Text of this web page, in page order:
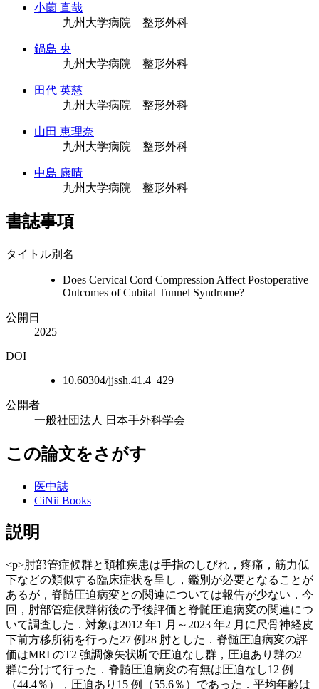
小薗 直哉
九州大学病院 整形外科
鍋島 央
九州大学病院 整形外科
田代 英慈
九州大学病院 整形外科
山田 恵理奈
九州大学病院 整形外科
中島 康晴
九州大学病院 整形外科
書誌事項
タイトル別名
Does Cervical Cord Compression Affect Postoperative
Outcomes of Cubital Tunnel Syndrome?
公開日
2025
DOI
10.60304/jjssh.41.4_429
公開者
一般社団法人 日本手外科学会
この論文をさがす
医中誌
CiNii Books
説明
<p>肘部管症候群と頚椎疾患は⼿指のしびれ，疼痛，筋⼒低
下などの類似する臨床症状を呈し，鑑別が必要となることが
あるが，脊髄圧迫病変との関連については報告が少ない．今
回，肘部管症候群術後の予後評価と脊髄圧迫病変の関連につ
いて調査した．対象は2012 年1 ⽉～2023 年2 ⽉に尺⾻神経皮
下前⽅移所術を⾏った27 例28 肘とした．脊髄圧迫病変の評
価はMRI のT2 強調像⽮状断で圧迫なし群，圧迫あり群の2
群に分けて行った．脊髄圧迫病変の有無は圧迫なし12 例
（44.4％），圧迫あり15 例（55.6％）であった．平均年齢は